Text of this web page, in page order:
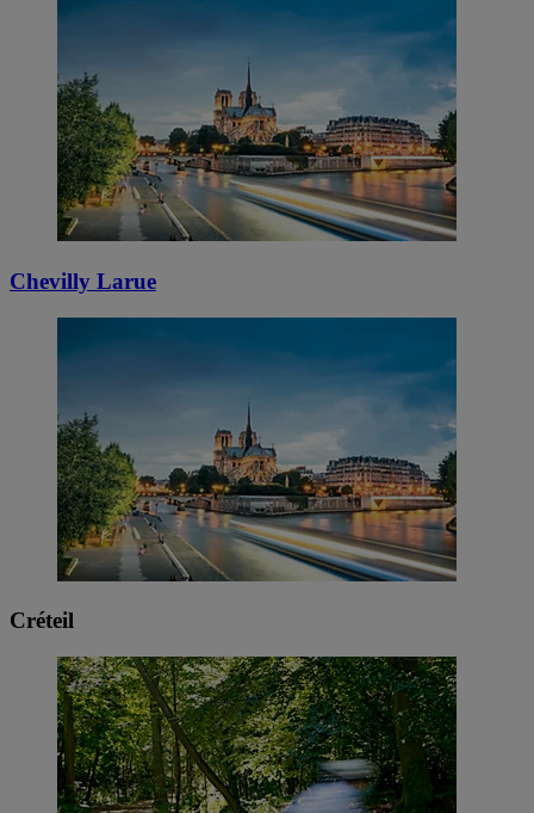
Chevilly Larue
Créteil